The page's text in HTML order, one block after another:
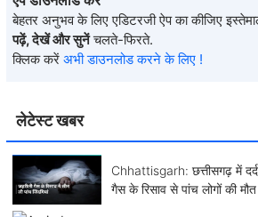
लेटेस्ट खबर
Chhattisgarh: छत्तीसगढ़ में
गैस के रिसाव से पांच लोगों की मौत
बेहतर अनुभव के लिए एडिटरजी ऐप का कीजिए
पढ़ें, देखें और सुनें चलते-फिरते.
क्लिक करें अभी डाउनलोड करने के लिए !